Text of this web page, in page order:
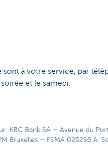
sont à votre service, par
et le samedi.
KBC Bank SA – Avenue du
Bruxelles – FSMA 026256 A.